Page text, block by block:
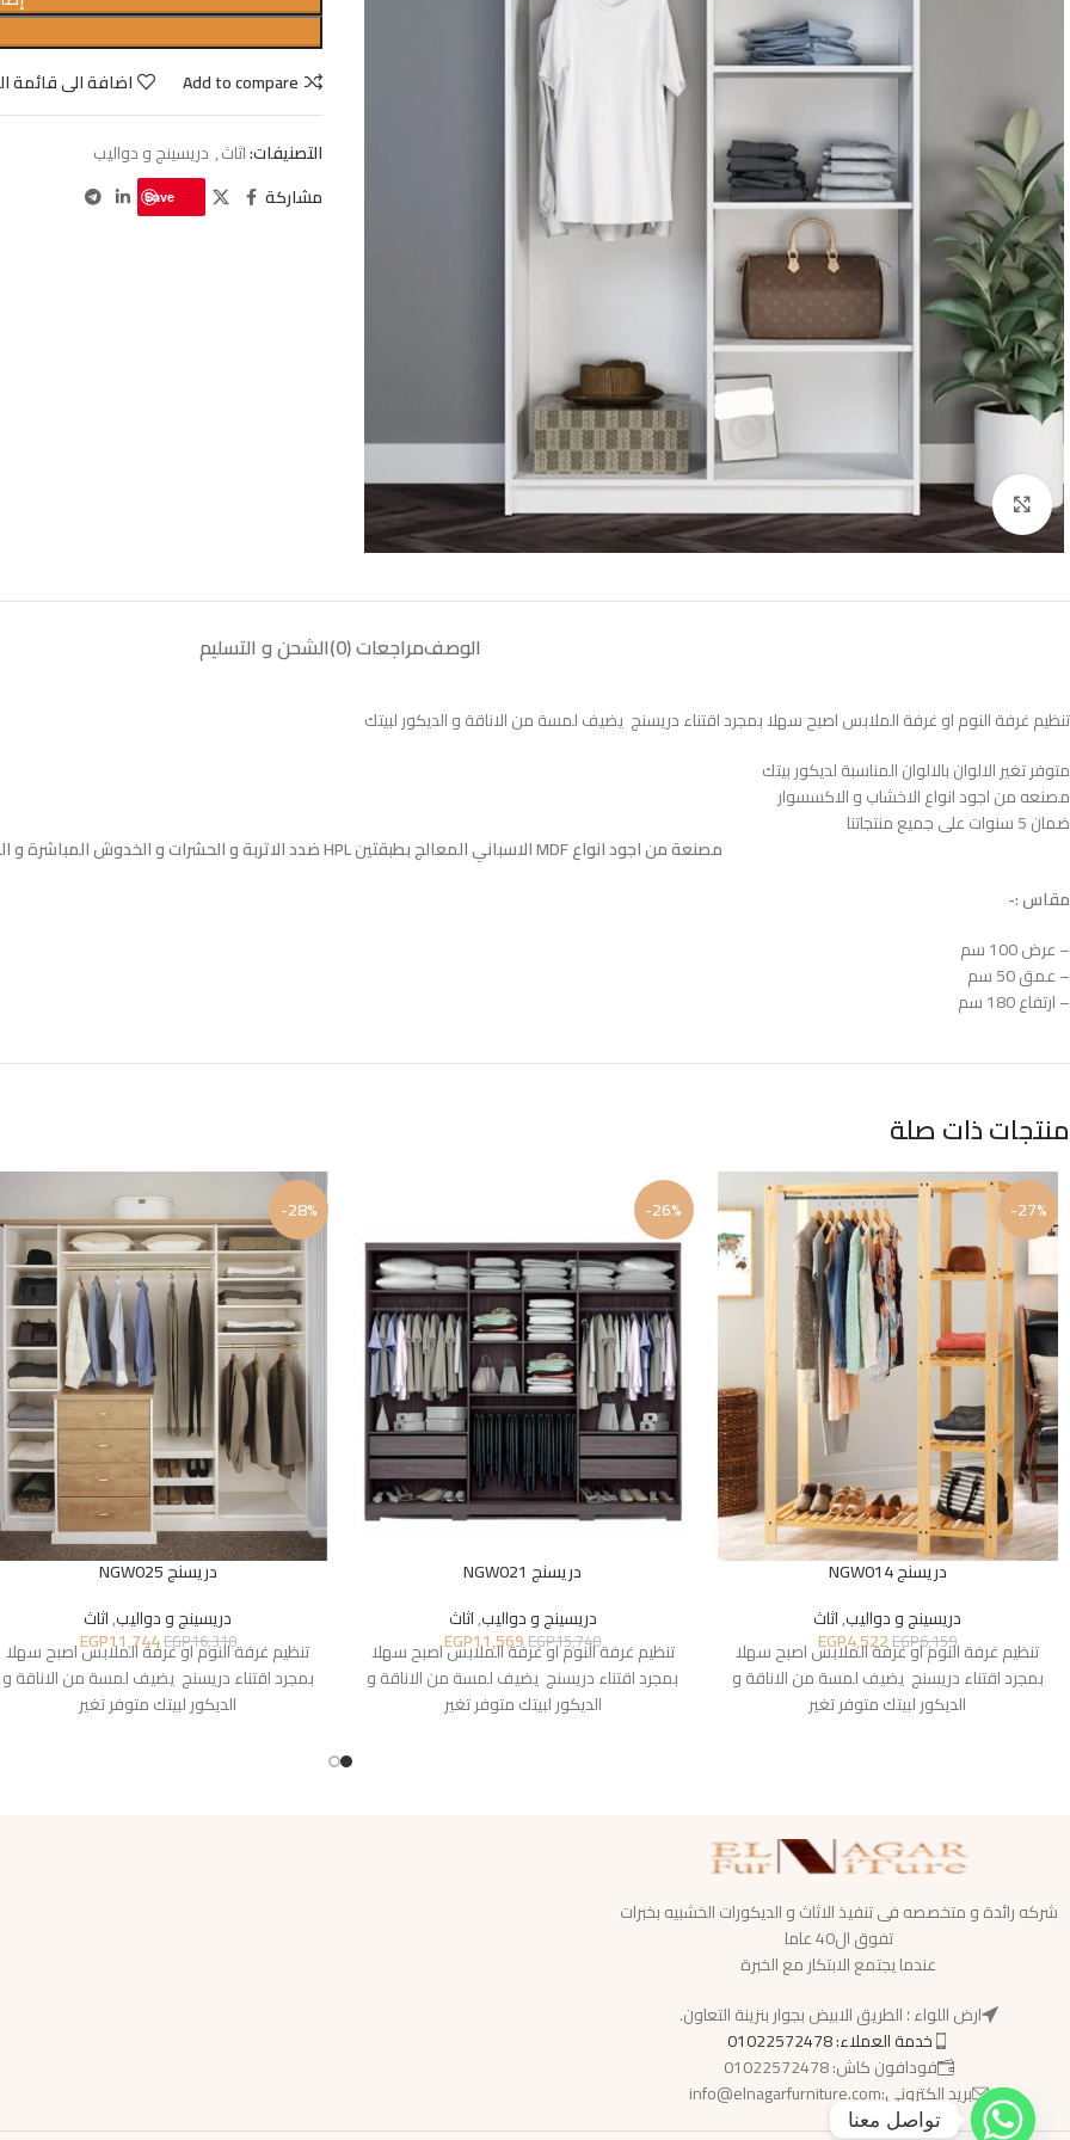
Click to enlarge
Add to compare اضافة الى قائمة
التصنيفات:اثاث, دريسينج و دواليب
مشاركة
Save
الوصفمراجعات (0) الشحن و التسليم
تنظيم غرفة النوم او غرفة الملابس اصبح سهلا بمجرد اقتناء دريسنج يضيف لمسة من الاناقة و الديكور لبيتك
متوفر تغير الالوان بالالوان المناسبة لديكور بيتك
مصنعه من اجود انواع الاخشاب و الاكسسوار
ضمان 5 سنوات على جميع منتجاتنا
مصنعة من اجود انواع MDF الاسباني المعالج بطبقتين HPL ضدد الاتربة و الحشرات و الخدوش المباشرة و الرطوبة
مقاس :-
– عرض 100 سم
– عمق 50 سم
– ارتفاع 180 سم
منتجات ذات صلة
-27%
دريسنج NGW014
دريسينج و دواليب,اثاث
EGP6,159
EGP4,522
تنظيم غرفة النوم او غرفة الملابس اصبح سهلا
بمجرد اقتناء دريسنج يضيف لمسة من الاناقة و
الديكور لبيتك متوفر تغير
-26%
دريسنج NGW021
دريسينج و دواليب,اثاث
EGP15,740
EGP11,569
تنظيم غرفة النوم او غرفة الملابس اصبح سهلا
بمجرد اقتناء دريسنج يضيف لمسة من الاناقة و
الديكور لبيتك متوفر تغير
-28%
دريسنج NGW025
دريسينج و دواليب,اثاث
EGP16,310
EGP11,744
تنظيم غرفة النوم او غرفة الملابس اصبح سهلا
بمجرد اقتناء دريسنج يضيف لمسة من الاناقة و
الديكور لبيتك متوفر تغير
شركه رائدة و متخصصه فى تنفيذ الاثاث و الديكورات الخشبيه بخبرات
تفوق ال40 عاما
عندما يجتمع الابتكار مع الخبرة
ارض اللواء ؛ الطريق الابيض بجوار بنزينة التعاون.
خدمة العملاء: 01022572478
فودافون كاش: 01022572478
بريد الكترونى:info@elnagarfurniture.com
تواصل معنا